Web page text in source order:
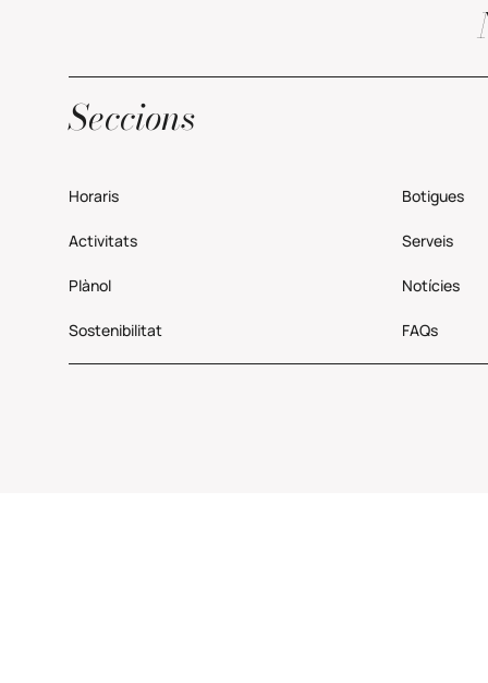
Seccions
Horaris Botigues
Activitats Serveis
Plànol Notícies
Sostenibilitat FAQs